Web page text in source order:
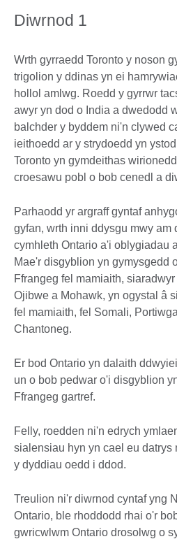
Diwrnod 1
Wrth gyrraedd Toronto y noson
trigolion y ddinas yn ei
hollol amlwg. Roedd y gyrrwr
awyr yn dod o India a dwedodd
balchder y byddem ni'n clywed
ieithoedd ar y strydoedd yn
Toronto yn gymdeithas
croesawu pobl o bob cenedl a
Parhaodd yr argraff gyntaf
gyfan, wrth inni ddysgu mwy am
cymhleth Ontario a'i oblygiadau
Mae'r disgyblion yn gymysgedd
Ffrangeg fel mamiaith,
Ojibwe a Mohawk, yn ogystal â
fel mamiaith, fel Somali,
Chantoneg.
Er bod Ontario yn dalaith
un o bob pedwar o'i disgyblion
Ffrangeg gartref.
Felly, roedden ni'n edrych
sialensiau hyn yn cael eu datrys
y dyddiau oedd i ddod.
Treulion ni'r diwrnod cyntaf yng
Ontario, ble rhoddodd rhai o'r
gwricwlwm Ontario drosolwg o